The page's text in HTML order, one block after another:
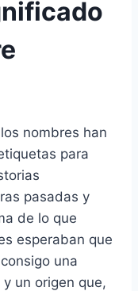
nombres han
para
pasadas y
de lo que
esperaban que
una
un origen que,